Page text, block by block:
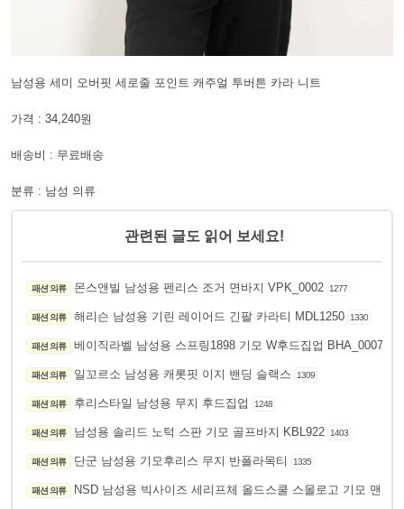
남성용 세미 오버핏 세로줄 포인트 캐주얼 투버튼 카라 니트
가격 : 34,240원
배송비 : 무료배송
분류 : 남성 의류
관련된 글도 읽어 보세요!
패션 의류 몬스앤빌 남성용 펜리스 조거 면바지 VPK_0002 1277
패션 의류 해리슨 남성용 기린 레이어드 긴팔 카라티 MDL1250 1330
패션 의류 베이직라벨 남성용 스프링1898 기모 W후드집업 BHA_0007
패션 의류 일꼬르소 남성용 캐롯핏 이지 밴딩 슬랙스 1309
패션 의류 후리스타일 남성용 무지 후드집업 1248
패션 의류 남성용 솔리드 노턱 스판 기모 골프바지 KBL922 1403
패션 의류 단군 남성용 기모후리스 무지 반폴라목티 1335
패션 의류 NSD 남성용 빅사이즈 세리프체 올드스쿨 스몰로고 기모 맨투